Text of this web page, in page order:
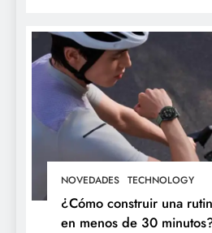
NOVEDADES TECHNOLOGY
¿Cómo construir una
en menos de 30